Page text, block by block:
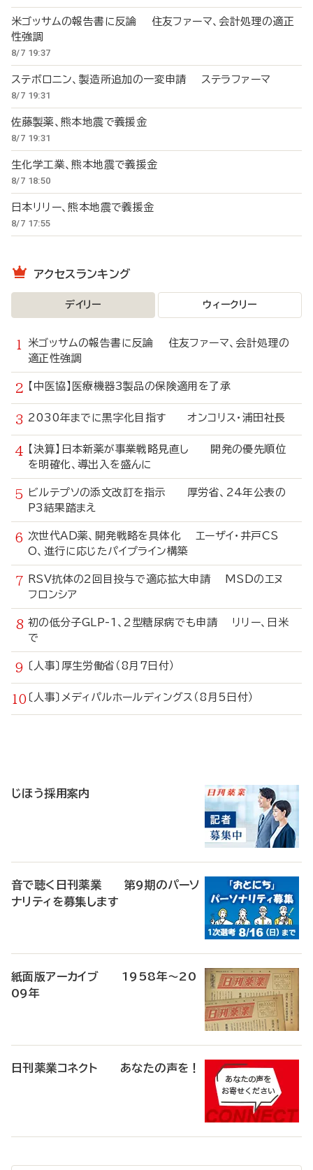
米ゴッサムの報告書に反論 住友ファーマ、会計処理の適正
性強調
8/7 19:37
ステボロニン、製造所追加の一変申請 ステラファーマ
8/7 19:31
佐藤製薬、熊本地震で義援金
8/7 19:31
生化学工業、熊本地震で義援金
8/7 18:50
日本リリー、熊本地震で義援金
8/7 17:55
アクセスランキング
デイリー ウィークリー
米ゴッサムの報告書に反論 住友ファーマ、会計処理の
適正性強調
【中医協】医療機器3製品の保険適用を了承
2030年までに黒字化目指す オンコリス・浦田社長
【決算】日本新薬が事業戦略見直し 開発の優先順位
を明確化、導出入を盛んに
ビルテプソの添文改訂を指示 厚労省、24年公表の
P3結果踏まえ
次世代AD薬、開発戦略を具体化 エーザイ・井戸CS
O、進行に応じたパイプライン構築
RSV抗体の2回目投与で適応拡大申請 MSDのエヌ
フロンシア
初の低分子GLP-1、2型糖尿病でも申請 リリー、日米
で
〔人事〕厚生労働省（8月7日付）
〔人事〕メディパルホールディングス（8月5日付）
じほう採用案内
音で聴く日刊薬業 第9期のパーソ
ナリティを募集します
紙面版アーカイブ 1958年～20
09年
日刊薬業コネクト あなたの声を！